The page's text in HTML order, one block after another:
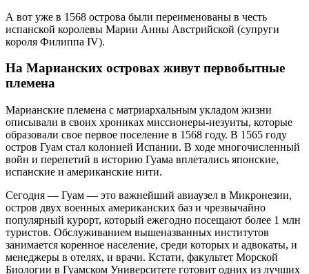
А вот уже в 1568 острова были переименованы в честь
испанской королевы Марии Анны Австрийской (супруги
короля Филиппа IV).
На Марианских островах живут первобытные
племена
Марианские племена с матриархальным укладом жизни
описывали в своих хрониках миссионеры-иезуиты, которые
образовали свое первое поселение в 1568 году. В 1565 году
остров Гуам стал колонией Испании. В ходе многочисленный
войн и перепетий в историю Гуама вплетались японские,
испанские и американские нити.
Сегодня — Гуам — это важнейший авиаузел в Микронезии,
остров двух военных американских баз и чрезвычайно
популярный курорт, который ежегодно посещают более 1 млн
туристов. Обслуживанием вышеназванных институтов
занимается коренное население, среди которых и адвокаты, и
менеджеры в отелях, и врачи. Кстати, факультет Морской
Биологии в Гуамском Университете готовит одних из лучших